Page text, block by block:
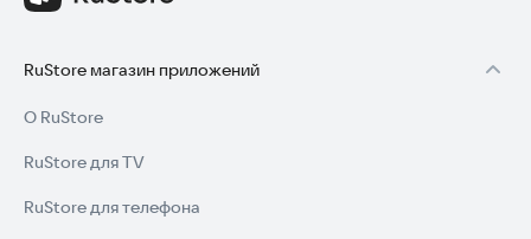
RuStore магазин приложений
О RuStore
RuStore для TV
RuStore для телефона